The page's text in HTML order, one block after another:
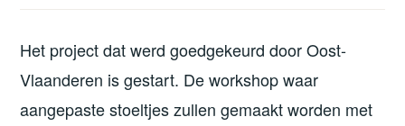
Het project dat werd goedgekeurd door Oost-
Vlaanderen is gestart. De workshop waar
aangepaste stoeltjes zullen gemaakt worden met